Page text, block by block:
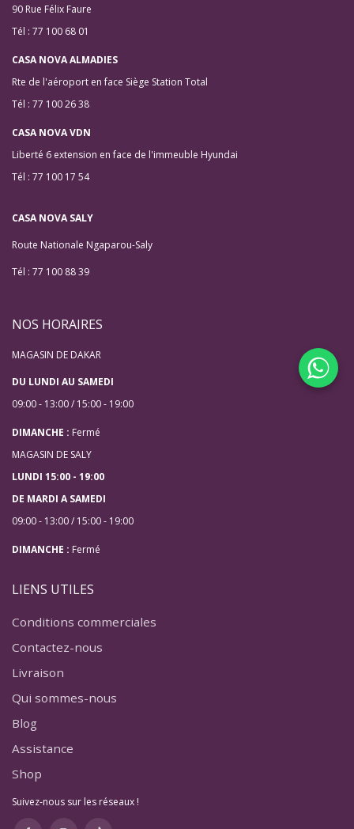
90 Rue Félix Faure
Tél : 77 100 68 01
CASA NOVA ALMADIES
Rte de l'aéroport en face Siège Station Total
Tél : 77 100 26 38
CASA NOVA VDN
Liberté 6 extension en face de l'immeuble Hyundai
Tél : 77 100 17 54
CASA NOVA SALY
Route Nationale Ngaparou-Saly
Tél : 77 100 88 39
NOS HORAIRES
MAGASIN DE DAKAR
DU LUNDI AU SAMEDI
09:00 - 13:00 / 15:00 - 19:00
DIMANCHE : Fermé
MAGASIN DE SALY
LUNDI 15:00 - 19:00
DE MARDI A SAMEDI
09:00 - 13:00 / 15:00 - 19:00
DIMANCHE : Fermé
LIENS UTILES
Conditions commerciales
Contactez-nous
Livraison
Qui sommes-nous
Blog
Assistance
Shop
Suivez-nous sur les réseaux !